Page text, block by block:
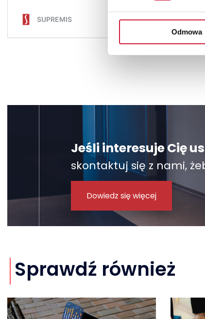
Odmowa
Jeśli interesuje Cię
skontaktuj się z nami,
Dowiedz się więcej
Sprawdź również